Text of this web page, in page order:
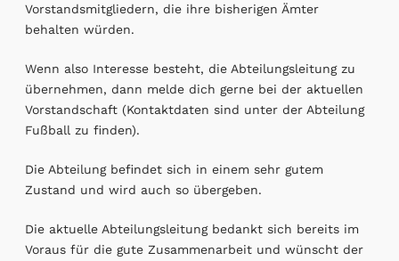
Vorstandsmitgliedern, die ihre bisherigen Ämter
behalten würden.
Wenn also Interesse besteht, die Abteilungsleitung zu
übernehmen, dann melde dich gerne bei der aktuellen
Vorstandschaft (Kontaktdaten sind unter der Abteilung
Fußball zu finden).
Die Abteilung befindet sich in einem sehr gutem
Zustand und wird auch so übergeben.
Die aktuelle Abteilungsleitung bedankt sich bereits im
Voraus für die gute Zusammenarbeit und wünscht der